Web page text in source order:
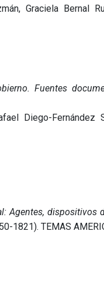
Graciela Bernal
Fuentes
Diego-
Agentes, dispositivos
1821). TEMAS